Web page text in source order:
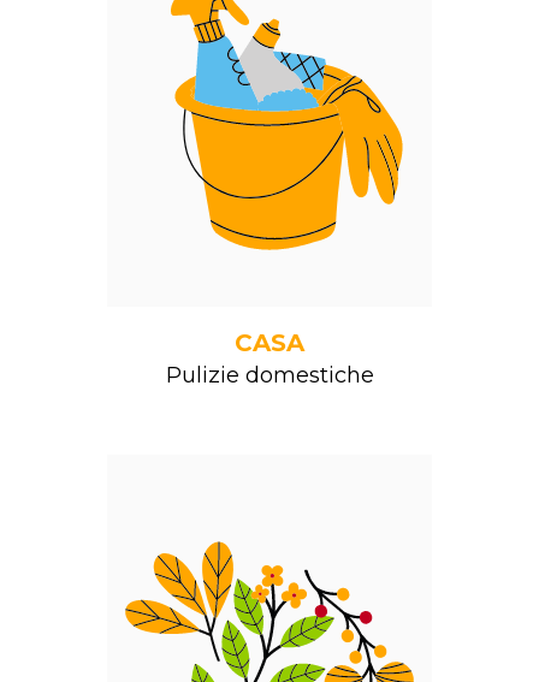
CASA
Pulizie domestiche